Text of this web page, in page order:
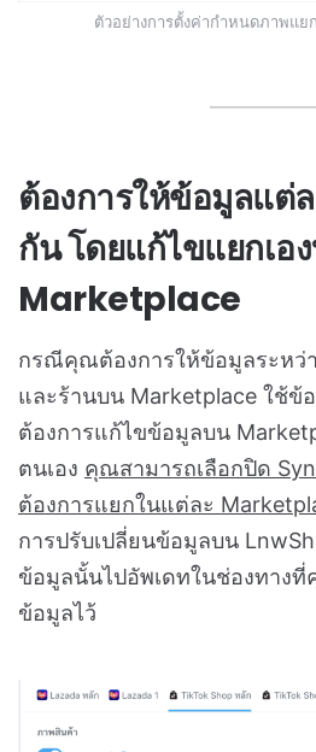
ตัวอย่างการตั้งค่ากำหนดภาพแย
ต้องการให้ข้อมูลแต่
กัน โดยแก้ไขแยกเอ
Marketplace
กรณีคุณต้องการให้ข้อมูลระหว่
และร้านบน Marketplace ใช้ข้
ต้องการแก้ไขข้อมูลบน
ตนเอง คุณสามารถเลือกปิด
ต้องการแยกในแต่ละ
การปรับเปลี่ยนข้อมูลบน
ข้อมูลนั้นไปอัพเดทในช่องทางที่
ข้อมูลไว้